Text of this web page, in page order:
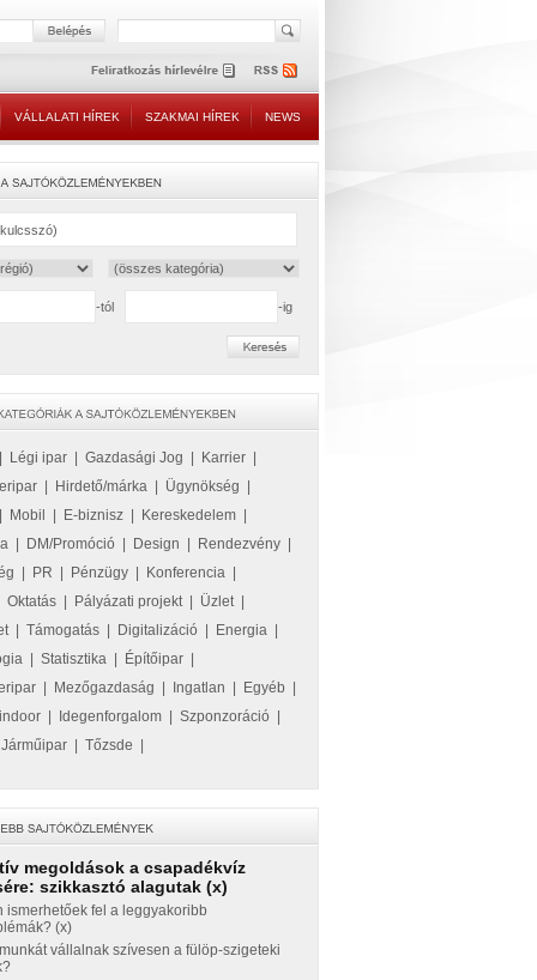
VÁLLALATI HÍREK SZAKMAI HÍREK NEWS
-tól -ig
Légi ipar Gazdasági Jog Karrier
Hirdető/márka Ügynökség
Mobil E-biznisz Kereskedelem
DM/Promóció Design Rendezvény
PR Pénzügy Konferencia
Oktatás Pályázati projekt| Üzlet|
| Támogatás Digitalizáció Energia
Statisztika Építőipar
Mezőgazdaság Ingatlan Egyéb
Idegenforgalom Szponzoráció
Járműipar Tőzsde
megoldások a csapadékvíz
szikkasztó alagutak (x)
ismerhetőek fel a leggyakoribb
(x)
vállalnak szívesen a fülöp-szigeteki